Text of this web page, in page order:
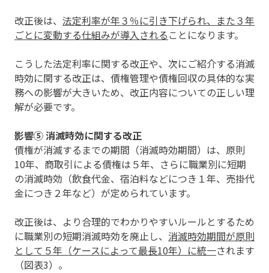
改正後は、 法定利率が年３％に引き下げられ、また３年
ごとに変動する仕組みが導入される ことになります。
こうした法定利率に関する改正や、次にご紹介する消滅
時効に関する改正は、債権管理や債権回収の具体的な実
務への影響が大きいため、改正内容についての正しい理
解が必要です。
影響⑤ 消滅時効に関する改正
債権が消滅するまでの期間（消滅時効期間）は、原則
10年、商取引による債権は５年、さらに職業別に短期
の消滅時効（飲食代金、宿泊料などにつき１年、売掛代
金につき２年など）が定められています。
改正後は、より合理的でわかりやすいルールとするため
に職業別の短期消滅時効を廃止し、 消滅時効期間が原則
として５年（ケースによって最長10年）に統一されます
（図表3）。